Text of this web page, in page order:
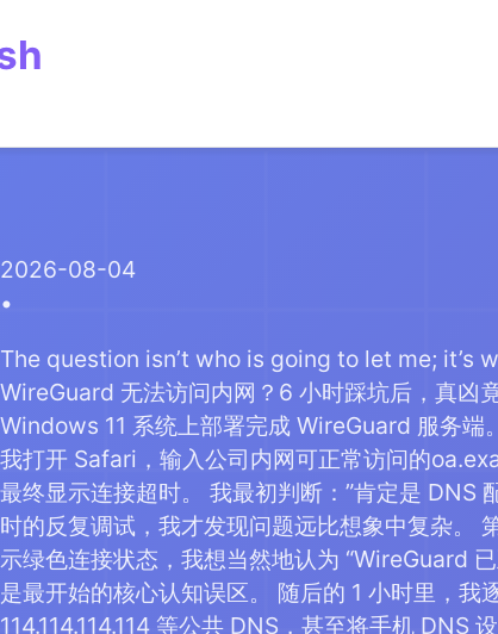
2026-08-04
The question isn’t who is going to let me; it’s
WireGuard 无法访问内网？6 小时踩坑后，真凶
Windows 11 系统上部署完成 WireGuard 服务端
我打开 Safari，输入公司内网可正常访问的
最终显示连接超时。 我最初判断：”肯定是 DNS
时的反复调试，我才发现问题远比想象中复杂。
示绿色连接状态，我想当然地认为 “WireGuard
是最开始的核心认知误区。 随后的 1 小时里，我
114.114.114.114 等公共 DNS，甚至将手机 DNS